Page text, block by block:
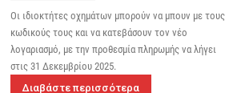
Οι ιδιοκτήτες οχημάτων μπορούν να μπουν με τους
κωδικούς τους και να κατεβάσουν τον νέο
λογαριασμό, με την προθεσμία πληρωμής να λήγει
στις 31 Δεκεμβρίου 2025.
Διαβάστε περισσότερα